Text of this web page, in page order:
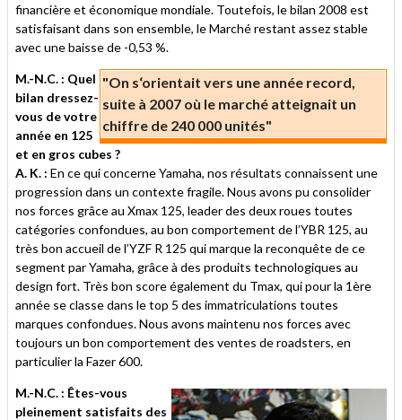
financière et économique mondiale. Toutefois, le bilan 2008 est
satisfaisant dans son ensemble, le Marché restant assez stable
avec une baisse de -0,53 %.
"On s‘orientait vers une année record,
suite à 2007 où le marché atteignait un
chiffre de 240 000 unités"
M.-N.C. : Quel
bilan dressez-
vous de votre
année en 125
et en gros cubes ?
A. K. : En ce qui concerne Yamaha, nos résultats connaissent une
progression dans un contexte fragile. Nous avons pu consolider
nos forces grâce au Xmax 125, leader des deux roues toutes
catégories confondues, au bon comportement de l’YBR 125, au
très bon accueil de l’YZF R 125 qui marque la reconquête de ce
segment par Yamaha, grâce à des produits technologiques au
design fort. Très bon score également du Tmax, qui pour la 1ère
année se classe dans le top 5 des immatriculations toutes
marques confondues. Nous avons maintenu nos forces avec
toujours un bon comportement des ventes de roadsters, en
particulier la Fazer 600.
M.-N.C. : Êtes-vous
pleinement satisfaits des